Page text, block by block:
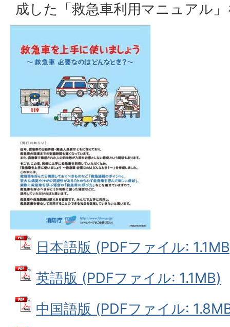
成した「救急車利用マニュアル
日本語版 (PDFファイル:
英語版 (PDFファイル: 1.1MB)
中国語版 (PDFファイル: